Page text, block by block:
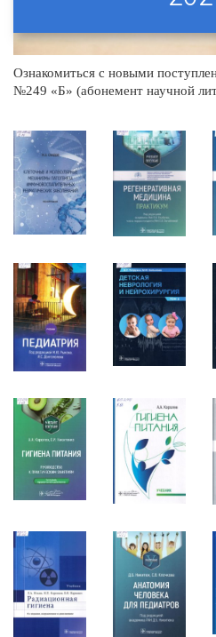
Ознакомиться с новыми
№249 «Б» (абонемент научной